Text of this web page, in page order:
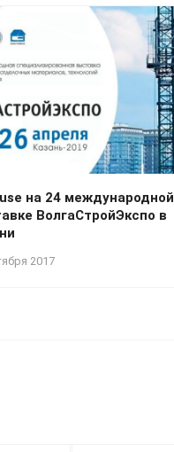
2017
на 24 международной
ВолгаСтройЭкспо в